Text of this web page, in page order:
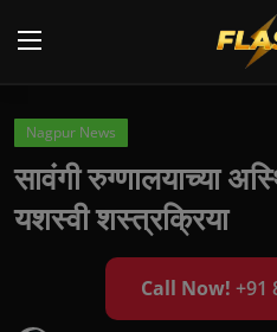
Login
Home
Nagpur News
सावंगी रुग्णालयाच्या
यशस्वी शस्त्रक्रिया
Call Now! +91